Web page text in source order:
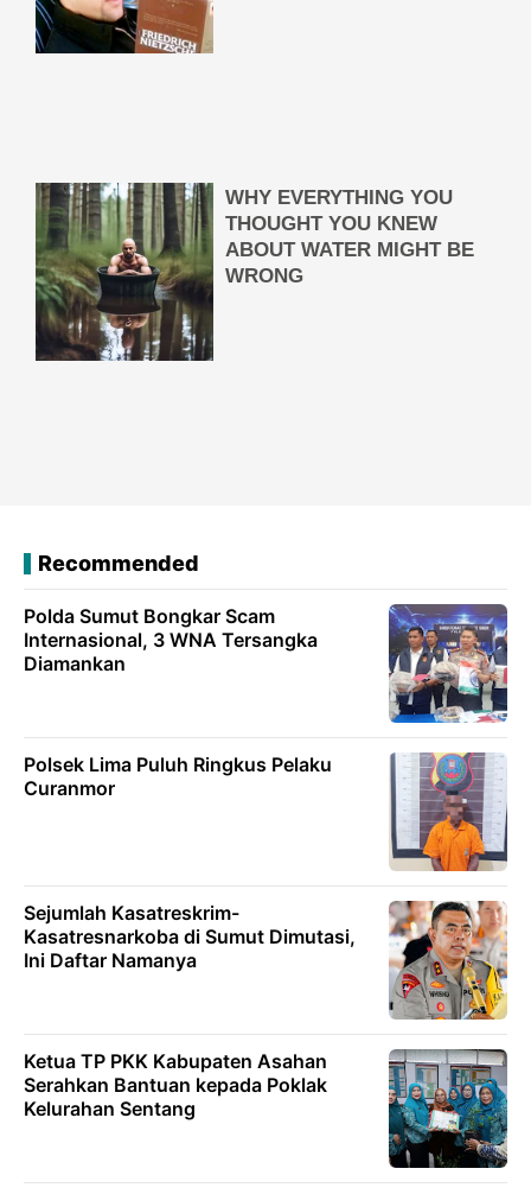
Recommended
Polda Sumut Bongkar Scam
Internasional, 3 WNA Tersangka
Diamankan
Polsek Lima Puluh Ringkus Pelaku
Curanmor
Sejumlah Kasatreskrim-
Kasatresnarkoba di Sumut Dimutasi,
Ini Daftar Namanya
Ketua TP PKK Kabupaten Asahan
Serahkan Bantuan kepada Poklak
Kelurahan Sentang